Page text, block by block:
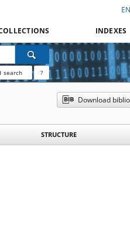
EN
INDEXES
search ?
Download
STRUCTURE